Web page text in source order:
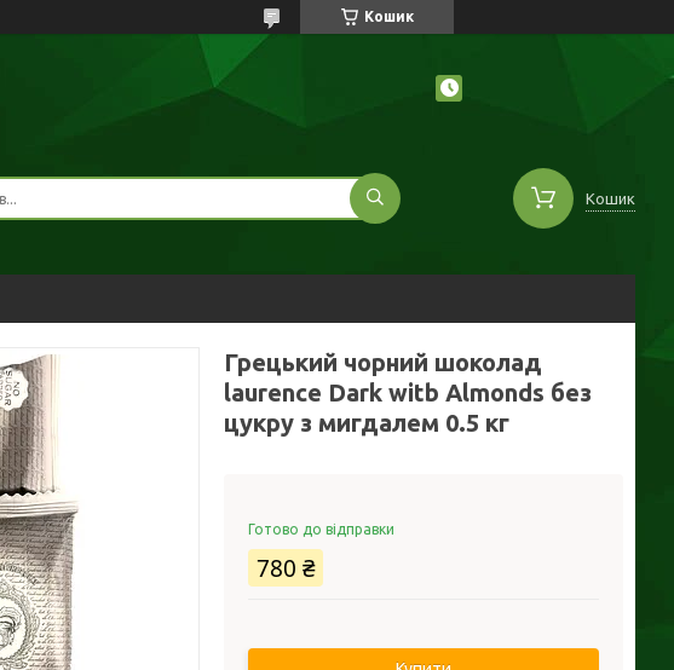
Кошик
Кошик
Грецький чорний шоколад
laurence Dark witb Almonds без
цукру з мигдалем 0.5 кг
Готово до відправки
780 ₴